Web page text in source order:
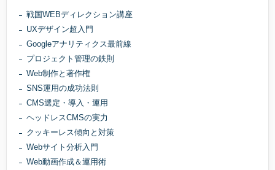
戦国WEBディレクション講座
UXデザイン超入門
Googleアナリティクス最前線
プロジェクト管理の鉄則
Web制作と著作権
SNS運用の成功法則
CMS選定・導入・運用
ヘッドレスCMSの実力
クッキーレス傾向と対策
Webサイト分析入門
Web動画作成＆運用術